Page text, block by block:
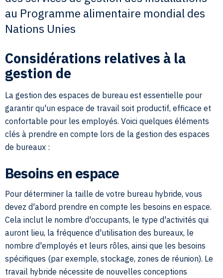
au Programme alimentaire mondial des
Nations Unies
Considérations relatives à la
gestion de
La gestion des espaces de bureau est essentielle pour
garantir qu'un espace de travail soit productif, efficace et
confortable pour les employés. Voici quelques éléments
clés à prendre en compte lors de la gestion des espaces
de bureaux :
Besoins en espace
Pour déterminer la taille de votre bureau hybride, vous
devez d'abord prendre en compte les besoins en espace.
Cela inclut le nombre d'occupants, le type d'activités qui
auront lieu, la fréquence d'utilisation des bureaux, le
nombre d'employés et leurs rôles, ainsi que les besoins
spécifiques (par exemple, stockage, zones de réunion). Le
travail hybride nécessite de nouvelles conceptions